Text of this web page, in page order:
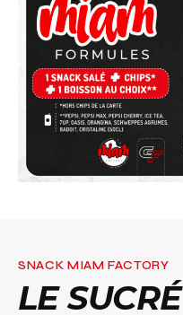
SNACK MIAM FACTORY
LE SUCRÉ